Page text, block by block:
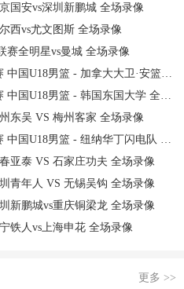
国安vs深圳新鹏城 全场录像
西vs尤文图斯 全场录像
赛全明星vs曼城 全场录像
男篮 - 加拿大大卫·安篮球学院 全场录像
U18男篮 - 韩国东国大学 全场录像
东吴 VS 梅州客家 全场录像
U18男篮 - 纽纳华丁闪电队 全场录像
亚泰 VS 石家庄功夫 全场录像
青年人 VS 无锡吴钩 全场录像
新鹏城vs重庆铜梁龙 全场录像
铁人vs上海申花 全场录像
更多 >>